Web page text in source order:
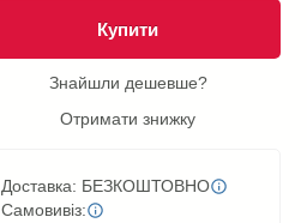
Купити
Знайшли дешевше?
Отримати знижку
Доставка: БЕЗКОШТОВНО
Самовивіз: